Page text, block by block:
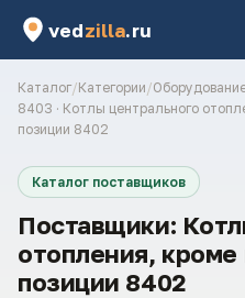
vedzilla.ru
Каталог/Категории/
8403 · Котлы центрального
позиции 8402
Каталог поставщиков
Поставщики:
отопления, кроме
позиции 8402